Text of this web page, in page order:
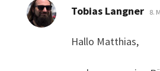
Tobias Langner 8.
Hallo Matthias,